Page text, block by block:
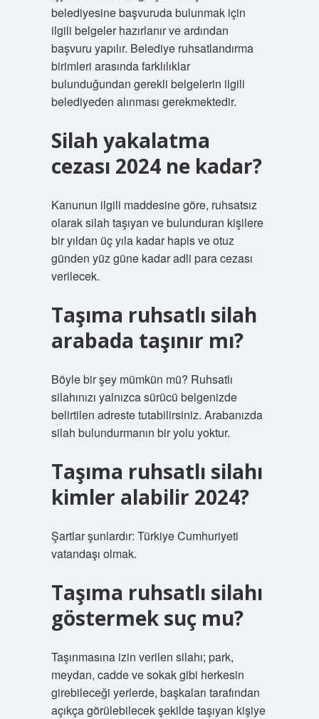
belediyesine başvuruda bulunmak için
ilgili belgeler hazırlanır ve ardından
başvuru yapılır. Belediye ruhsatlandırma
birimleri arasında farklılıklar
bulunduğundan gerekli belgelerin ilgili
belediyeden alınması gerekmektedir.
Silah yakalatma
cezası 2024 ne kadar?
Kanunun ilgili maddesine göre, ruhsatsız
olarak silah taşıyan ve bulunduran kişilere
bir yıldan üç yıla kadar hapis ve otuz
günden yüz güne kadar adli para cezası
verilecek.
Taşıma ruhsatlı silah
arabada taşınır mı?
Böyle bir şey mümkün mü? Ruhsatlı
silahınızı yalnızca sürücü belgenizde
belirtilen adreste tutabilirsiniz. Arabanızda
silah bulundurmanın bir yolu yoktur.
Taşıma ruhsatlı silahı
kimler alabilir 2024?
Şartlar şunlardır: Türkiye Cumhuriyeti
vatandaşı olmak.
Taşıma ruhsatlı silahı
göstermek suç mu?
Taşınmasına izin verilen silahı; park,
meydan, cadde ve sokak gibi herkesin
girebileceği yerlerde, başkaları tarafından
açıkça görülebilecek şekilde taşıyan kişiye